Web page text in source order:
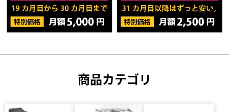
商品カテゴリ